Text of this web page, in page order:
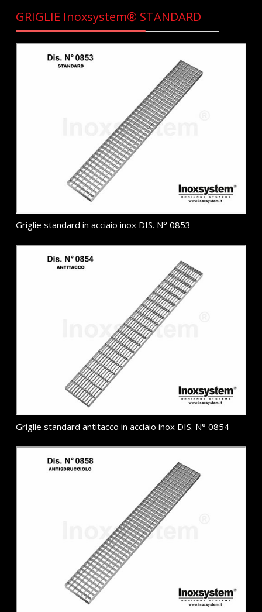
GRIGLIE Inoxsystem® STANDARD
Griglie standard in acciaio inox DIS. N° 0853
Griglie standard antitacco in acciaio inox DIS. N° 0854